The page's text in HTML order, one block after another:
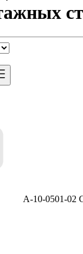
A-10-0501-02